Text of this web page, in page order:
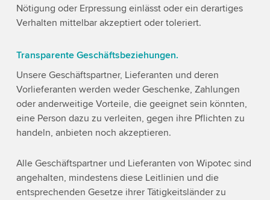
Nötigung oder Erpressung einlässt oder ein derartiges
Verhalten mittelbar akzeptiert oder toleriert.
Transparente Geschäftsbeziehungen.
Unsere Geschäftspartner, Lieferanten und deren
Vorlieferanten werden weder Geschenke, Zahlungen
oder anderweitige Vorteile, die geeignet sein könnten,
eine Person dazu zu verleiten, gegen ihre Pflichten zu
handeln, anbieten noch akzeptieren.
Alle Geschäftspartner und Lieferanten von Wipotec sind
angehalten, mindestens diese Leitlinien und die
entsprechenden Gesetze ihrer Tätigkeitsländer zu